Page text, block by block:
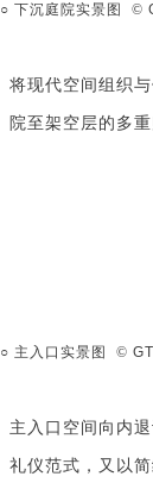
○ 下沉庭院实景图 ©
将现代空间组织
院至架空层的 多重
○ 主入口实景图 ©
主入口空间向内
礼仪范式，又以